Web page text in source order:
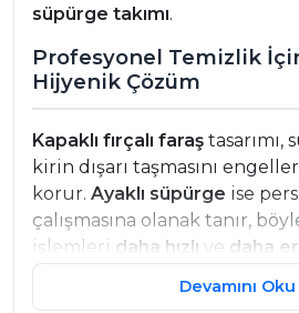
süpürge takımı.
Profesyonel Temizlik
Hijyenik Çözüm
Kapaklı fırçalı faraş
kirin dışarı taşmasını
korur. Ayaklı süpürge ise
çalışmasına olanak tanır,
işlemleri daha hızlı ve daha
tamamlanır. Gün içinde
sahip işletmelerde temizlik
Devamını